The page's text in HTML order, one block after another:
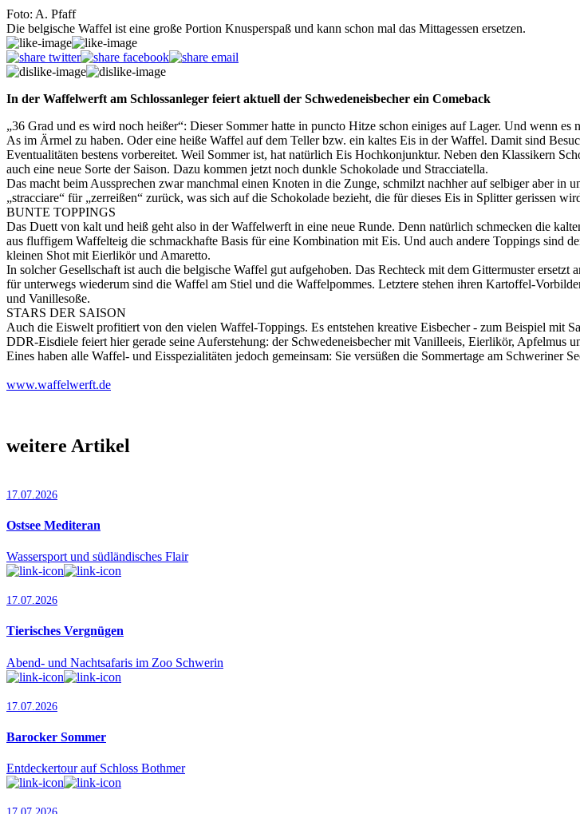
Foto: A. Pfaff
Die belgische Waffel ist eine große Portion Knusperspaß und kann schon mal das Mittagessen ersetzen.
In der Waffelwerft am Schlossanleger feiert aktuell der Schwedeneisbecher ein Comeback
„36 Grad und es wird noch heißer“: Dieser Sommer hatte in puncto Hitze schon einiges auf Lager. Und wenn es
As im Ärmel zu haben. Oder eine heiße Waffel auf dem Teller bzw. ein kaltes Eis in der Waffel. Damit sind
Eventualitäten bestens vorbereitet. Weil Sommer ist, hat natürlich Eis Hochkonjunktur. Neben den Klassikern
auch eine neue Sorte der Saison. Dazu kommen jetzt noch dunkle Schokolade und Stracciatella.
Das macht beim Aussprechen zwar manchmal einen Knoten in die Zunge, schmilzt nachher auf selbiger aber in
„stracciare“ für „zerreißen“ zurück, was sich auf die Schokolade bezieht, die für dieses Eis in Splitter gerissen
BUNTE TOPPINGS
Das Duett von kalt und heiß geht also in der Waffelwerft in eine neue Runde. Denn natürlich schmecken die
aus fluffigem Waffelteig die schmackhafte Basis für eine Kombination mit Eis. Und auch andere Toppings sind
kleinen Shot mit Eierlikör und Amaretto.
In solcher Gesellschaft ist auch die belgische Waffel gut aufgehoben. Das Rechteck mit dem Gittermuster
für unterwegs wiederum sind die Waffel am Stiel und die Waffelpommes. Letztere stehen ihren Kartoffel-
und Vanillesoße.
STARS DER SAISON
Auch die Eiswelt profitiert von den vielen Waffel-Toppings. Es entstehen kreative Eisbecher - zum Beispiel mit
DDR-Eisdiele feiert hier gerade seine Auferstehung: der Schwedeneisbecher mit Vanilleeis, Eierlikör, Apfelmus
Eines haben alle Waffel- und Eisspezialitäten jedoch gemeinsam: Sie versüßen die Sommertage am Schweriner
www.waffelwerft.de
weitere Artikel
17.07.2026
Ostsee Mediteran
Wassersport und südländisches Flair
17.07.2026
Tierisches Vergnügen
Abend- und Nachtsafaris im Zoo Schwerin
17.07.2026
Barocker Sommer
Entdeckertour auf Schloss Bothmer